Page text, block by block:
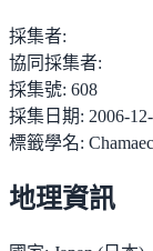
採集者:
協同採集者:
採集號: 608
採集日期: 2006-
標籤學名:
地理資訊